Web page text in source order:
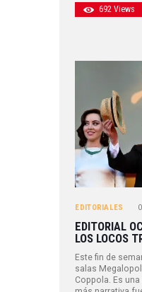
692 Views
EDITORIALES
EDITORIAL
LOS LOCOS
Este fin de
salas
Coppola. Es